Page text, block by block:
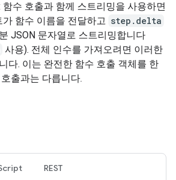
함수 호출과 함께 스트리밍을 사용하면
가 함수 이름을 전달하고 step.delta
JSON 문자열로 스트리밍합니다
사용). 전체 인수를 가져오려면 이러한
다. 이는 완전한 함수 호출 객체를 한
출과는 다릅니다.
REST